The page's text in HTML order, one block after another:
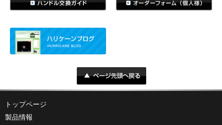
トップページ
製品情報